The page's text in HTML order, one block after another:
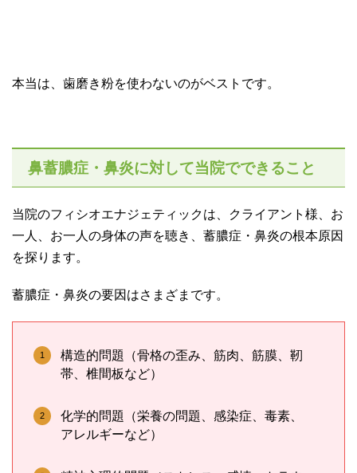
本当は、歯磨き粉を使わないのがベストです。
鼻蓄膿症・鼻炎に対して当院でできること
当院のフィシオエナジェティックは、クライアント様、お
一人、お一人の身体の声を聴き、蓄膿症・鼻炎の根本原因
を探ります。
蓄膿症・鼻炎の要因はさまざまです。
構造的問題（骨格の歪み、筋肉、筋膜、靭
帯、椎間板など）
化学的問題（栄養の問題、感染症、毒素、
アレルギーなど）